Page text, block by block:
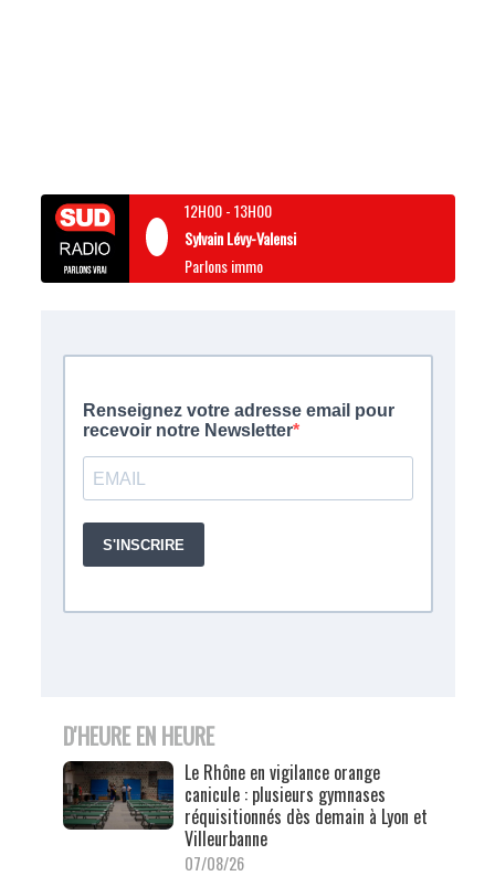
12H00-13H00
Sylvain Lévy-Valensi
Parlons immo
D'HEURE EN HEURE
Le Rhône en vigilance orange
canicule : plusieurs gymnases
réquisitionnés dès demain à Lyon et
Villeurbanne
07/08/26